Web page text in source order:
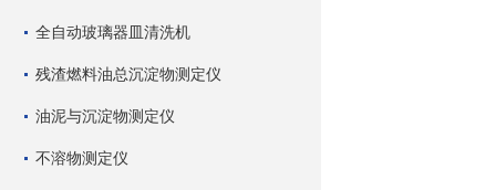
全自动玻璃器皿清洗机
残渣燃料油总沉淀物测定仪
油泥与沉淀物测定仪
不溶物测定仪